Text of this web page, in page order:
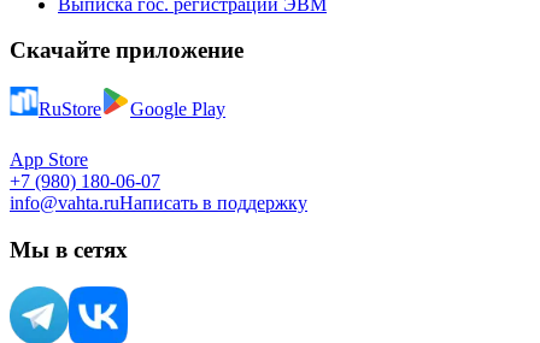
Скачайте приложение
RuStore Google Play
App Store
+7 (980) 180-06-07
info@vahta.ruНаписать в поддержку
Мы в сетях